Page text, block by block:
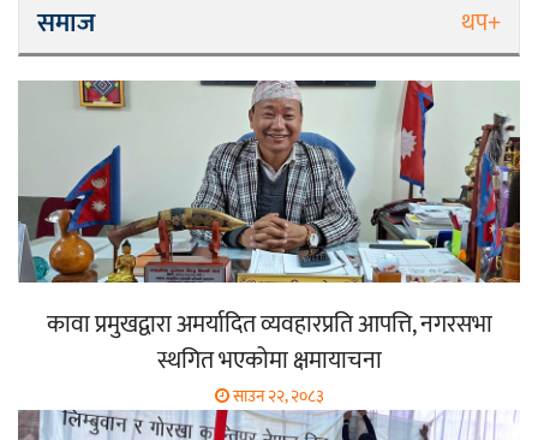
समाज थप+
कावा प्रमुखद्वारा अमर्यादित व्यवहारप्रति आपत्ति, नगरसभा
स्थगित भएकोमा क्षमायाचना
साउन २२, २०८३